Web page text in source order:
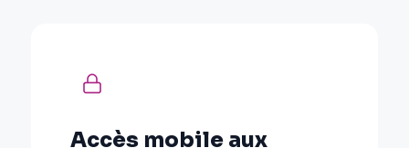
Accès mobile aux